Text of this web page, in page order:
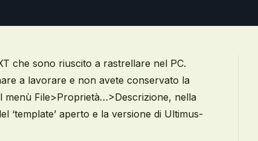
che sono riuscito a rastrellare nel PC.
a lavorare e non avete conservato la
File>Proprietà…>Descrizione, nella
‘template’ aperto e la versione di Ultimus-